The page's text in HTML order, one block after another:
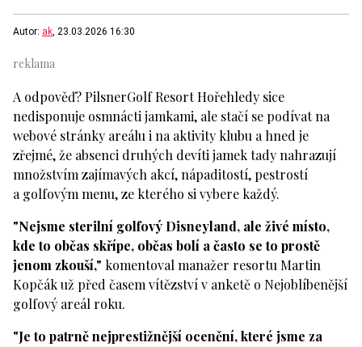
Autor: ak , 23.03.2026 16:30
A odpověď? PilsnerGolf Resort Hořehledy sice
nedisponuje osmnácti jamkami, ale stačí se podívat na
webové stránky areálu i na aktivity klubu a hned je
zřejmé, že absenci druhých devíti jamek tady nahrazují
množstvím zajímavých akcí, nápaditostí, pestrostí
a golfovým menu, ze kterého si vybere každý.
"Nejsme sterilní golfový Disneyland, ale živé místo,
kde to občas skřípe, občas bolí a často se to prostě
jenom zkouší," komentoval manažer resortu Martin
Kopčák už před časem vítězství v anketě o Nejoblíbenější
golfový areál roku.
"Je to patrně nejprestižnější ocenění, které jsme za